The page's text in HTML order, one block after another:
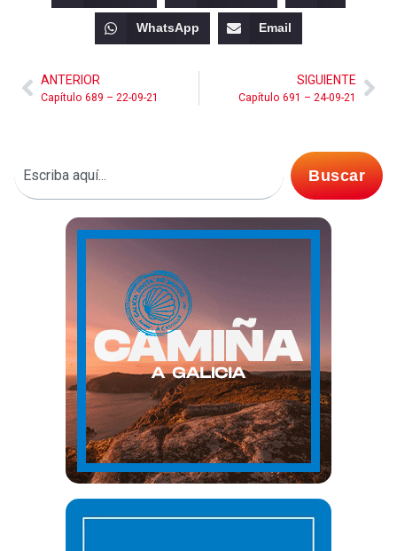
WhatsApp Email
ANTERIOR
Capítulo 689 – 22-09-21
SIGUIENTE
Capítulo 691 – 24-09-21
Buscar